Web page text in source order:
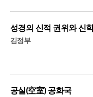
성경의 신적 권위와 신
김정부
공실(空室) 공화국